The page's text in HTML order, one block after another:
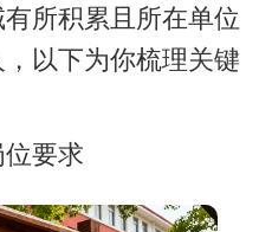
所积累且所在单位
以下为你梳理关键
要求